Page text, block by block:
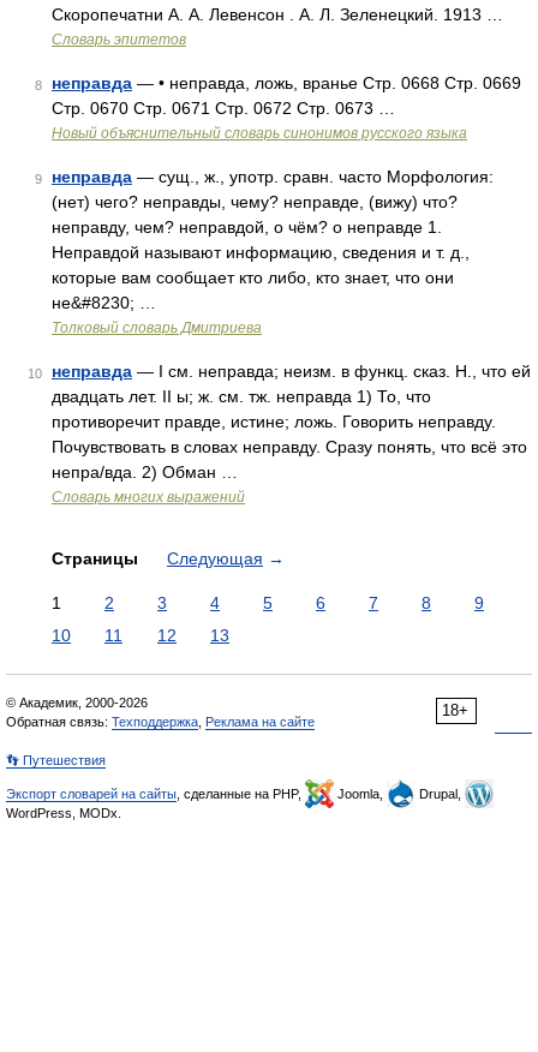
Скоропечатни А. А. Левенсон . А. Л. Зеленецкий. 1913 …
Словарь эпитетов
8 неправда — • неправда, ложь, вранье Стр. 0668 Стр. 0669
Стр. 0670 Стр. 0671 Стр. 0672 Стр. 0673 …
Новый объяснительный словарь синонимов русского языка
9 неправда — сущ., ж., употр. сравн. часто Морфология:
(нет) чего? неправды, чему? неправде, (вижу) что?
неправду, чем? неправдой, о чём? о неправде 1.
Неправдой называют информацию, сведения и т. д.,
которые вам сообщает кто либо, кто знает, что они
не&#8230; …
Толковый словарь Дмитриева
10 неправда — I см. неправда; неизм. в функц. сказ. Н., что ей
двадцать лет. II ы; ж. см. тж. неправда 1) То, что
противоречит правде, истине; ложь. Говорить неправду.
Почувствовать в словах неправду. Сразу понять, что всё это
непра/вда. 2) Обман …
Словарь многих выражений
Страницы Следующая →
1 2 3 4 5 6 7 8
9
10
11 12 13
18+
© Академик, 2000-2026
Обратная связь: Техподдержка Реклама на сайте
👣 Путешествия
Экспорт словарей на сайты , сделанные на PHP, Joomla,
Drupal,
WordPress, MODx.